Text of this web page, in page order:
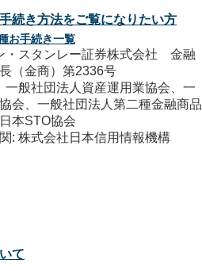
続き方法をご覧になりたい方
お手続き一覧
・スタンレー証券株式会社 金融
（金商）第2336号
一般社団法人資産運用業協会、一
会、一般社団法人第二種金融商品
本STO協会
: 株式会社日本信用情報機構
て